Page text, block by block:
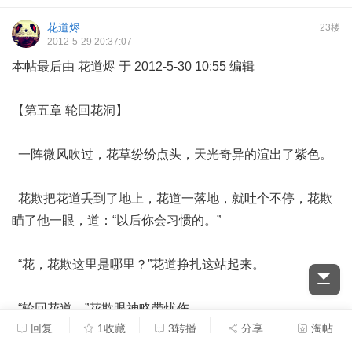
23楼
花道烬
2012-5-29 20:37:07
本帖最后由 花道烬 于 2012-5-30 10:55 编辑
【第五章 轮回花洞】
一阵微风吹过，花草纷纷点头，天光奇异的渲出了紫色。
花欺把花道丢到了地上，花道一落地，就吐个不停，花欺
瞄了他一眼，道：“以后你会习惯的。”
“花，花欺这里是哪里？”花道挣扎这站起来。
“轮回花道。”花欺眼神略带忧伤。
回复 1收藏 3转播 分享 淘帖